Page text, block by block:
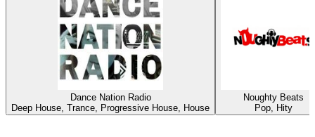
Dance Nation Radio
Deep House, Trance, Progressive House, House
Noughty Beats
Pop, Hity